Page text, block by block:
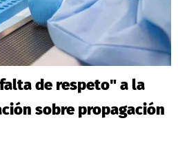
de respeto" a la
sobre propagación